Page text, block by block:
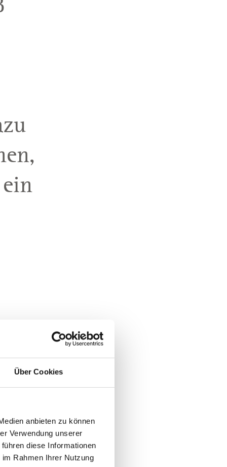
Über Cookies
anbieten zu können
Verwendung unserer
diese Informationen
Rahmen Ihrer Nutzung